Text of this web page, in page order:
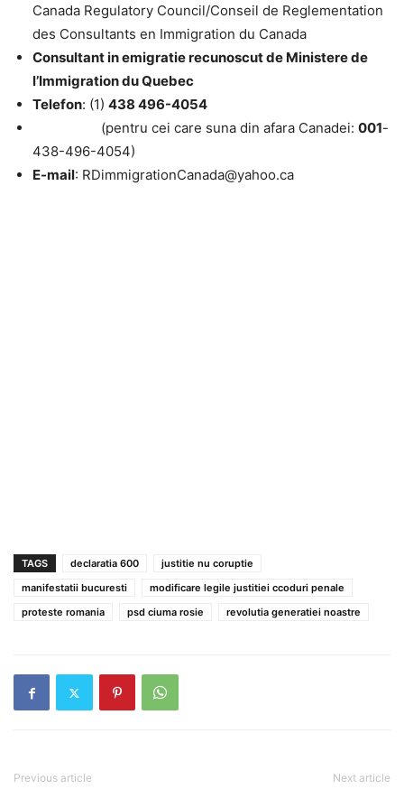
Canada Regulatory Council/Conseil de Reglementation
des Consultants en Immigration du Canada
Consultant in emigratie recunoscut de Ministere de
l’Immigration du Quebec
Telefon: (1) 438 496-4054
(pentru cei care suna din afara Canadei: 001-
438-496-4054)
E-mail: RDimmigrationCanada@yahoo.ca
TAGS declaratia 600
justitie nu coruptie
manifestatii bucuresti
modificare legile justitiei ccoduri penale
proteste romania
psd ciuma rosie revolutia generatiei noastre
Previous article Next article